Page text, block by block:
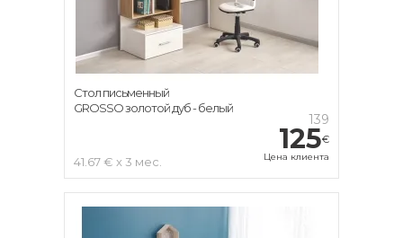
139
125€
Цена клиента
41.67 € x 3 мес.
Стол письменный
GROSSO золотой дуб - белый